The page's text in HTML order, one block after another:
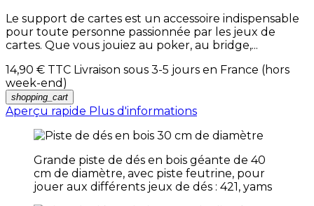
Le support de cartes est un accessoire indispensable
pour toute personne passionnée par les jeux de
cartes. Que vous jouiez au poker, au bridge,...
14,90 € TTC Livraison sous 3-5 jours en France (hors
week-end)
shopping_cart
Aperçu rapide Plus d'informations
Grande piste de dés en bois géante de 40
cm de diamètre, avec piste feutrine, pour
jouer aux différents jeux de dés : 421, yams